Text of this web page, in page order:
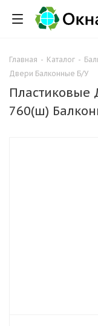
Главная - Каталог -
Двери Балконные Б/У
Пластиковые
760(ш)